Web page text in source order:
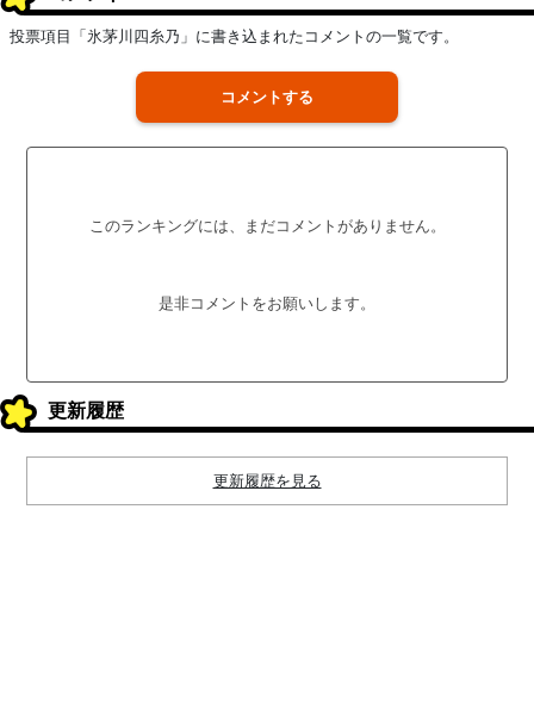
投票項目「氷茅川四糸乃」に書き込まれたコメントの一覧です。
コメントする
このランキングには、まだコメントがありません。
是非コメントをお願いします。
更新履歴
更新履歴を見る